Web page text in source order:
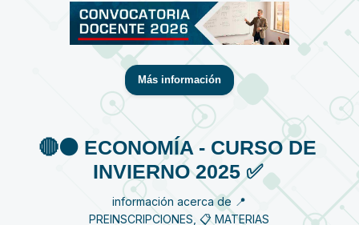
Más información
🔴⚫️ ECONOMÍA - CURSO DE
INVIERNO 2025 ✅
información acerca de 📍
PREINSCRIPCIONES, 📋 MATERIAS